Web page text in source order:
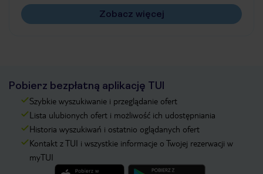
Zobacz więcej
Pobierz bezpłatną aplikację TUI
Szybkie wyszukiwanie i przeglądanie ofert
Lista ulubionych ofert i możliwość ich udostępniania
Historia wyszukiwań i ostatnio oglądanych ofert
Kontakt z TUI i wszystkie informacje o Twojej rezerwacji w
myTUI